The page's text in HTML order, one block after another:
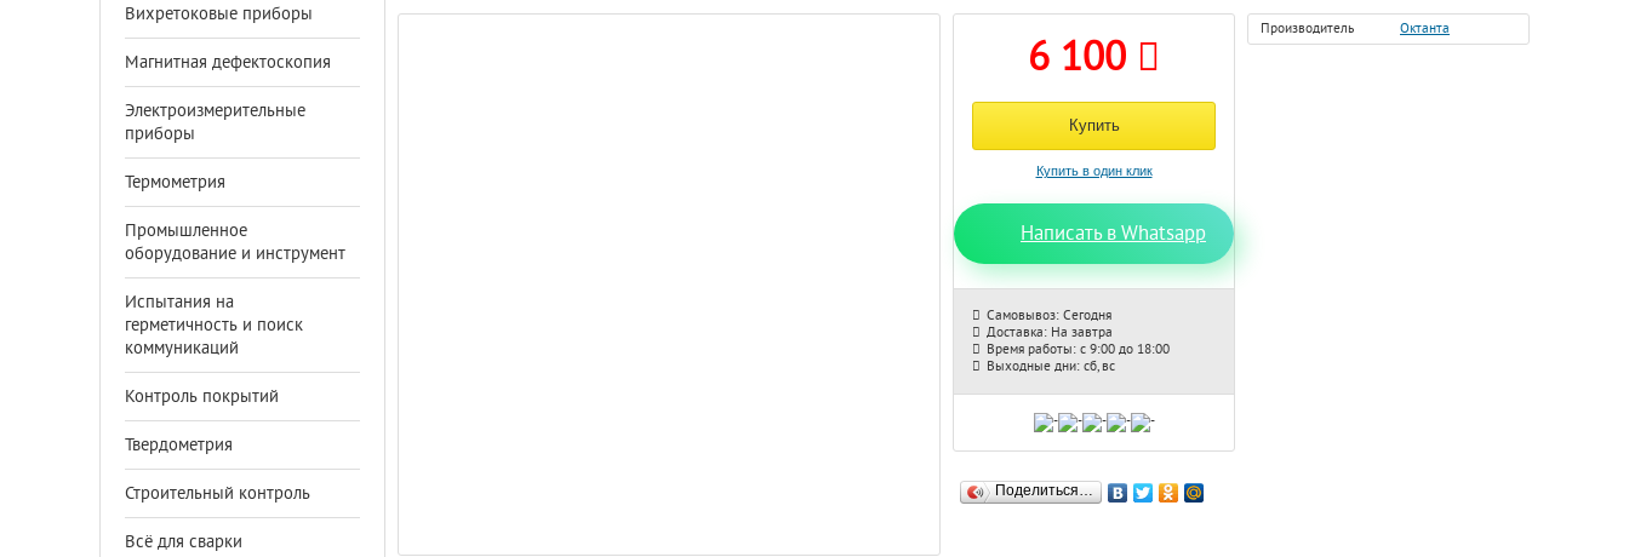
Вихретоковые приборы
Магнитная дефектоскопия
Электроизмерительные
приборы
Термометрия
Промышленное
оборудование и инструмент
Испытания на
герметичность и поиск
коммуникаций
Контроль покрытий
Твердометрия
Строительный контроль
Всё для сварки
6 100
Написать в Whatsapp
Самовывоз: Сегодня
Доставка: На завтра
Время работы: с 9:00 до 18:00
Выходные дни: сб, вс
Поделиться…
Производитель Октанта